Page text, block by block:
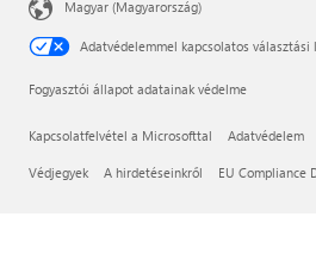
Magyar (Magyarország)
Adatvédelemmel kapcsolatos választási
Fogyasztói állapot adatainak védelme
Kapcsolatfelvétel a Microsofttal Adatvédelem
Védjegyek A hirdetéseinkről EU Compliance